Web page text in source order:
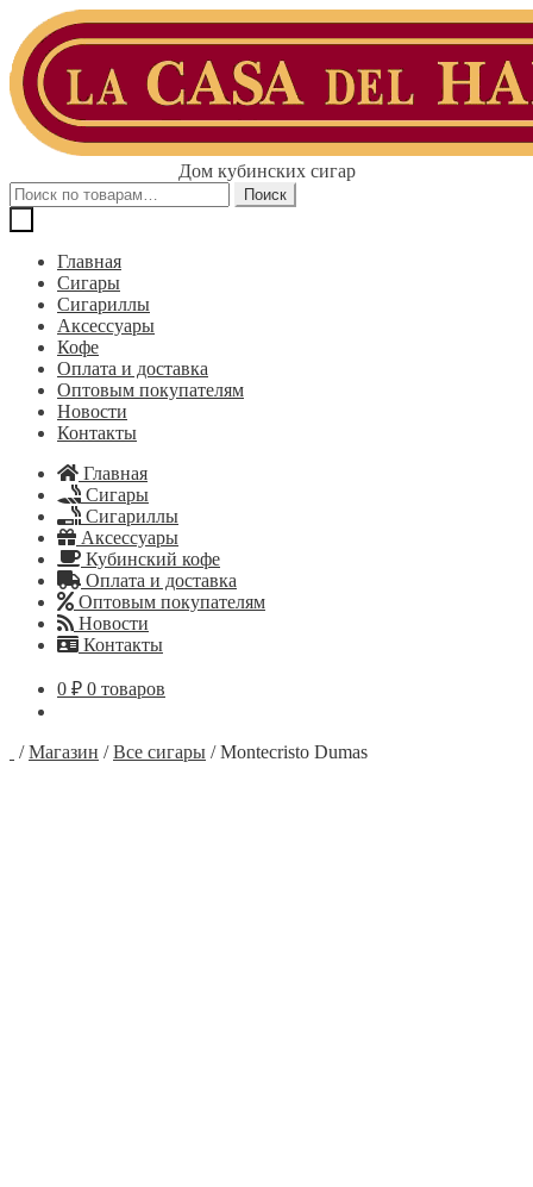
Перейти
навигации
Перейти
содержимому
Дом кубинских сигар
Искать:
Поиск
Главная
Сигары
Сигариллы
Аксессуары
Кофе
Оплата и доставка
Оптовым покупателям
Новости
Контакты
Главная
Сигары
Сигариллы
Аксессуары
Кубинский кофе
Оплата и доставка
Оптовым покупателям
Новости
Контакты
0 ₽ 0 товаров
/Магазин /Все сигары /Montecristo Dumas